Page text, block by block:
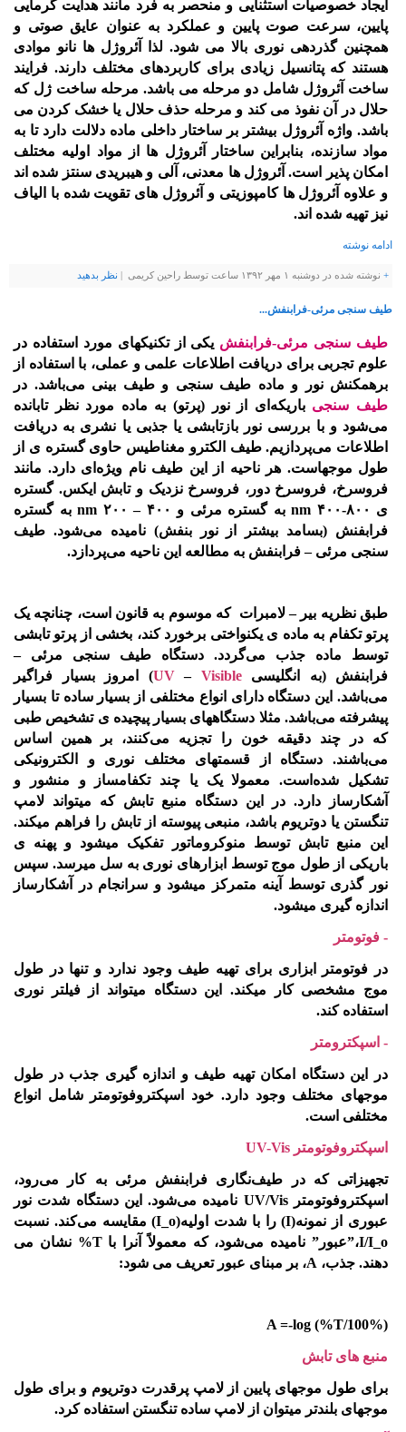
ایجاد خصوصیات استثنایی و منحصر به فرد مانند هدایت گرمایی
پایین، سرعت صوت پایین و عملکرد به عنوان عایق صوتی و
همچنین گذردهی نوری بالا می شود. لذا آئروژل ها نانو موادی
هستند که پتانسیل زیادی برای کاربردهای مختلف دارند. فرایند
ساخت آئروژل شامل دو مرحله می باشد. مرحله ساخت ژل که
حلال در آن نفوذ می کند و مرحله حذف حلال یا خشک کردن می
باشد. واژه آئروژل بیشتر بر ساختار داخلی ماده دلالت دارد تا به
مواد سازنده، بنابراین ساختار آئروژل ها از مواد اولیه مختلف
امکان پذیر است. آئروژل ها معدنی، آلی و هیبریدی سنتز شده اند
و علاوه آئروژل ها کامپوزیتی و آئروژل های تقویت شده با الیاف
نیز تهیه شده اند.
ادامه نوشته
+ نوشته شده در دوشنبه ۱ مهر ۱۳۹۲ ساعت توسط راحین کریمی | نظر بدهيد
طیف سنجی مرئی-فرابنفش...
طیف سنجی مرئی-فرابنفش یکی از تکنیکهای مورد استفاده در
علوم تجربی برای دریافت اطلاعات علمی و عملی، با استفاده از
برهمکنش نور و ماده طیف سنجی و طیف بینی می‌باشد. در
طیف سنجی باریکه‌ای از نور (پرتو) به ماده مورد نظر تابانده
می‌شود و با بررسی نور بازتابشی یا جذبی یا نشری به دریافت
اطلاعات می‌پردازیم. طیف الکترو مغناطیس حاوی گستره ی از
طول موجهاست. هر ناحیه از این طیف نام ویژه‌ای دارد. مانند
فروسرخ، فروسرخ دور، فروسرخ نزدیک و تابش ایکس. گستره
ی nm ۴۰۰-۸۰۰ به گستره مرئی و nm ۲۰۰ – ۴۰۰ به گستره
فرابفنش (بسامد بیشتر از نور بنفش) نامیده می‌شود. طیف
سنجی مرئی – فرابنفش به مطالعه این ناحیه می‌پردازد.
طبق نظریه بیر – لامبرات که موسوم به قانون است، چنانچه یک
پرتو تکفام به ماده ی یکنواختی برخورد کند، بخشی از پرتو تابشی
توسط ماده جذب می‌گردد. دستگاه طیف سنجی مرئی –
فرابنفش (به انگلیسی
UV– Visible
) امروز بسیار فراگیر
می‌باشد. این دستگاه دارای انواع مختلفی از بسیار ساده تا بسیار
پیشرفته می‌باشد. مثلا دستگاههای بسیار پیچیده ی تشخیص طبی
که در چند دقیقه خون را تجزیه می‌کنند، بر همین اساس
می‌باشند. دستگاه از قسمتهای مختلف نوری و الکترونیکی
تشکیل شده‌است. معمولا یک یا چند تکفامساز و منشور و
آشکارساز دارد. در این دستگاه منبع تابش که میتواند لامپ
تنگستن یا دوتریوم باشد، منبعی پیوسته از تابش را فراهم میکند.
این منبع تابش توسط منوکروماتور تفکیک میشود و پهنه ی
باریکی از طول موج توسط ابزارهای نوری به سل میرسد. سپس
نور گذری توسط آینه متمرکز میشود و سرانجام در آشکارساز
اندازه گیری میشود.
- فوتومتر
در فوتومتر ابزاری برای تهیه طیف وجود ندارد و تنها در طول
موج مشخصی کار میکند. این دستگاه میتواند از فیلتر نوری
استفاده کند.
- اسپکترومتر
در این دستگاه امکان تهیه طیف و اندازه گیری جذب در طول
موجهای مختلف وجود دارد. خود اسپکتروفوتومتر شامل انواع
مختلفی است.
اسپکتروفوتومتر UV-Vis
تجهیزاتی که در طیف‌نگاری فرابنفش مرئی به کار می‌رود،
اسپکتروفوتومتر UV/Vis نامیده می‌شود. این دستگاه شدت نور
عبوری از نمونه(I) را با شدت اولیه(I_o) مقایسه می‌کند. نسبت
I/I_o،”عبور” نامیده می‌شود، که معمولاً آنرا با T% نشان می
دهند. جذب، A، بر مبنای عبور تعریف می شود:
(A =-log (%T/100%
منبع های تابش
برای طول موجهای پایین از لامپ پرقدرت دوتریوم و برای طول
موجهای بلندتر میتوان از لامپ ساده تنگستن استفاده کرد.